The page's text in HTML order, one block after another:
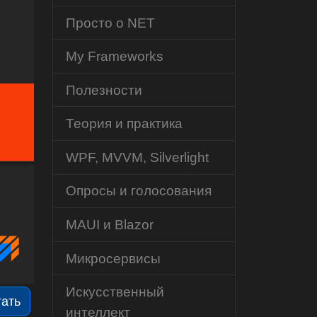
Просто о NET
My Frameworks
Полезности
Теория и практика
WPF, MVVM, Silverlight
Опросы и голосования
MAUI и Blazor
Микросервисы
Искусственный
интеллект